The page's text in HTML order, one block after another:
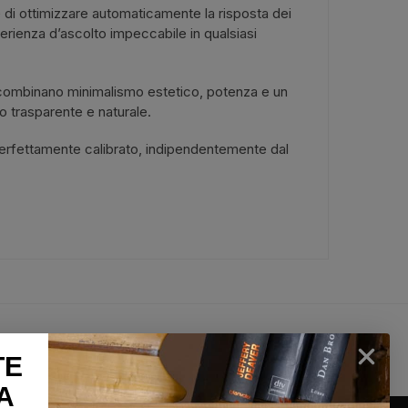
ottimizzare automaticamente la risposta dei
d’ascolto impeccabile in qualsiasi
minimalismo estetico, potenza e un
trasparente e naturale.
calibrato, indipendentemente dal
sab 100% Pagamenti sicuri
PayPal / Carte di credito / Bonifico